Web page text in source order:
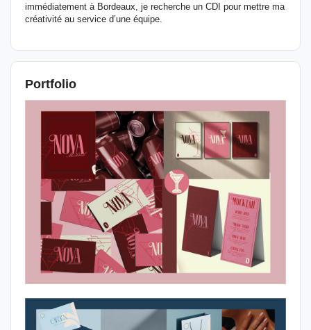
immédiatement à Bordeaux, je recherche un CDI pour mettre ma
créativité au service d’une équipe.
Portfolio